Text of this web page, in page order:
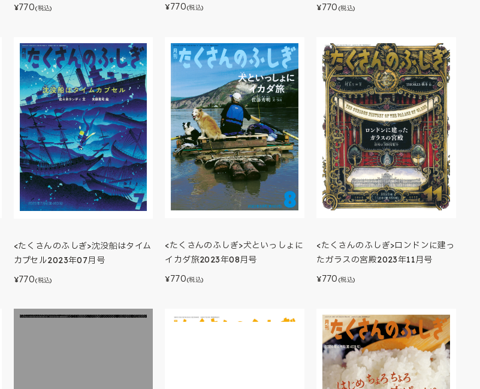
¥770(税込) ¥770(税込) ¥770 (税込)
<たくさんのふしぎ>沈没船はタイム
カプセル2023年07月号
¥770(税込)
<たくさんのふしぎ>犬といっしょに
イカダ旅2023年08月号
¥770(税込)
<たくさんのふしぎ>ロンドンに建っ
たガラスの宮殿2023年11月号
¥770 (税込)